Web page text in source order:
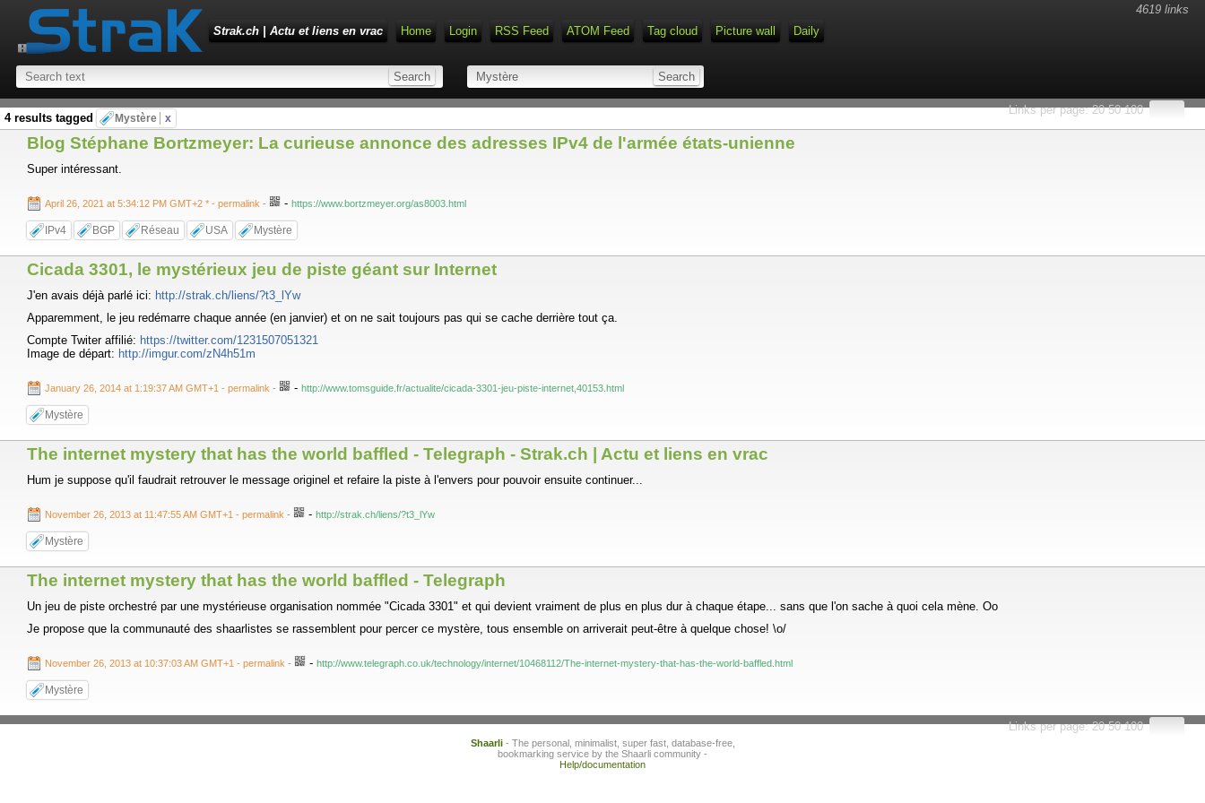
4619 links
Strak.ch | Actu et liens en vrac
Home Login RSS Feed ATOM Feed Tag cloud Picture wall Daily
Links per page:20 50 100
4 results tagged Mystère x
Blog Stéphane Bortzmeyer: La curieuse annonce des adresses IPv4 de l'armée états-unienne
Super intéressant.
April 26, 2021 at 5:34:12 PM GMT+2 * - permalink - - https://www.bortzmeyer.org/as8003.html
IPv4 BGP Réseau USA Mystère
Cicada 3301, le mystérieux jeu de piste géant sur Internet
J'en avais déjà parlé ici: http://strak.ch/liens/?t3_lYw
Apparemment, le jeu redémarre chaque année (en janvier) et on ne sait toujours pas qui se cache derrière tout ça.
Compte Twiter affilié: https://twitter.com/1231507051321
Image de départ: http://imgur.com/zN4h51m
January 26, 2014 at 1:19:37 AM GMT+1 - permalink - - http://www.tomsguide.fr/actualite/cicada-3301-jeu-piste-internet,40153.html
Mystère
The internet mystery that has the world baffled - Telegraph - Strak.ch | Actu et liens en vrac
Hum je suppose qu'il faudrait retrouver le message originel et refaire la piste à l'envers pour pouvoir ensuite continuer...
November 26, 2013 at 11:47:55 AM GMT+1 - permalink - - http://strak.ch/liens/?t3_lYw
Mystère
The internet mystery that has the world baffled - Telegraph
Un jeu de piste orchestré par une mystérieuse organisation nommée "Cicada 3301" et qui devient vraiment de plus en plus dur à chaque étape... sans que l'on sache à quoi cela mène. Oo
Je propose que la communauté des shaarlistes se rassemblent pour percer ce mystère, tous ensemble on arriverait peut-être à quelque chose! \o/
November 26, 2013 at 10:37:03 AM GMT+1 - permalink - - http://www.telegraph.co.uk/technology/internet/10468112/The-internet-mystery-that-has-the-world-baffled.html
Mystère
Links per page:20 50 100
Shaarli- The personal, minimalist, super fast, database-free,
bookmarking service by the Shaarli community -
Help/documentation